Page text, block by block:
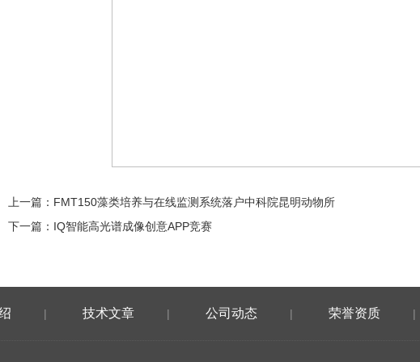
上一篇： FMT150藻类培养与在线监测系统落户中科院昆明动物所
下一篇： IQ智能高光谱成像创意APP竞赛
| 技术文章 | 公司动态 | 荣誉资质 |